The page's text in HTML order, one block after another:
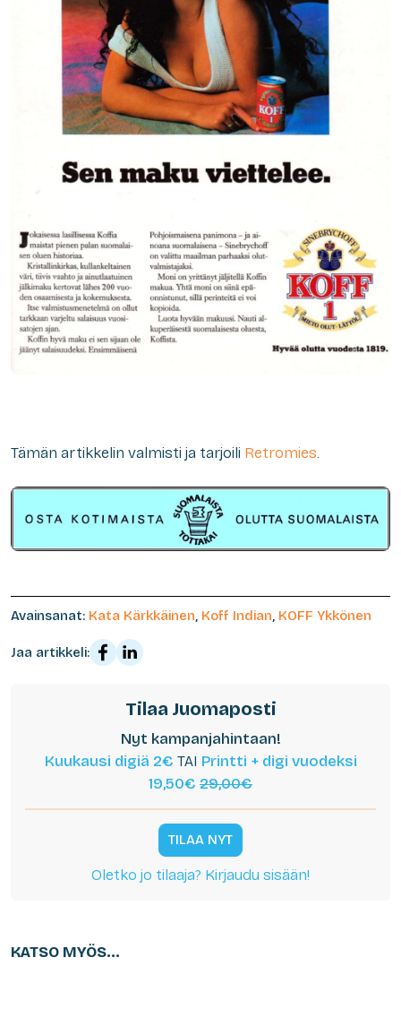
Tämän artikkelin valmisti ja tarjoili Retromies.
Avainsanat: Kata Kärkkäinen, Koff Indian, KOFF Ykkönen
Jaa artikkeli:
Tilaa Juomaposti
Nyt kampanjahintaan!
Kuukausi digiä 2€ TAI Printti + digi vuodeksi
19,50€ 29,00€
TILAA NYT
Oletko jo tilaaja? Kirjaudu sisään!
KATSO MYÖS...